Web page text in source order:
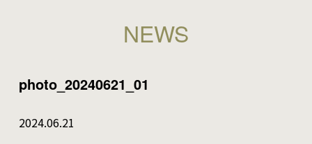
NEWS
photo_20240621_01
2024.06.21